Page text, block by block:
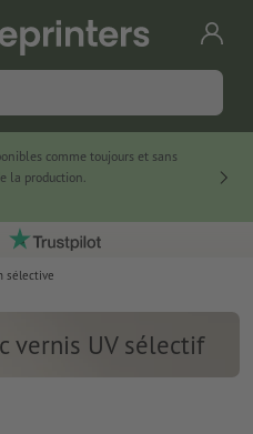
comme toujours et sans
la production.
sélective
vernis UV sélectif